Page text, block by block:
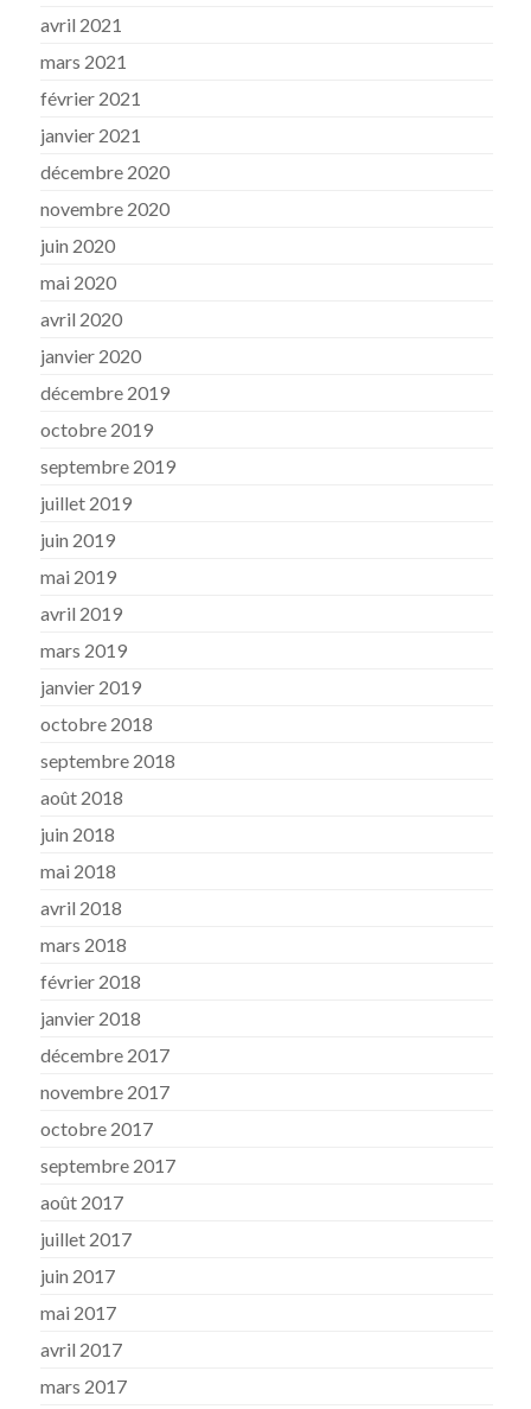
avril 2021
mars 2021
février 2021
janvier 2021
décembre 2020
novembre 2020
juin 2020
mai 2020
avril 2020
janvier 2020
décembre 2019
octobre 2019
septembre 2019
juillet 2019
juin 2019
mai 2019
avril 2019
mars 2019
janvier 2019
octobre 2018
septembre 2018
août 2018
juin 2018
mai 2018
avril 2018
mars 2018
février 2018
janvier 2018
décembre 2017
novembre 2017
octobre 2017
septembre 2017
août 2017
juillet 2017
juin 2017
mai 2017
avril 2017
mars 2017